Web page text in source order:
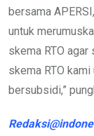
bersama
untuk
skema RTO agar
skema RTO
bersubsidi,”